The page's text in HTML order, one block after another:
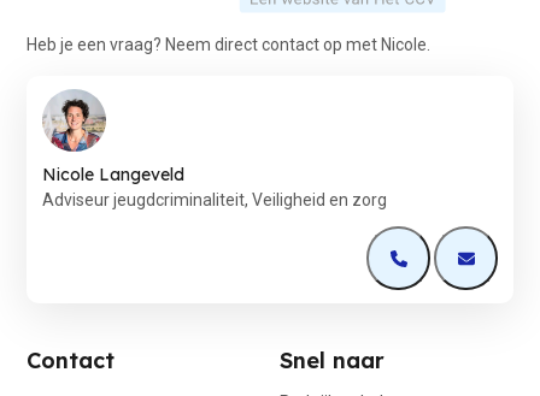
Heb je een vraag? Neem direct contact op met Nicole.
Nicole Langeveld
Adviseur jeugdcriminaliteit, Veiligheid en zorg
Open deOpen de
Contact Snel naar